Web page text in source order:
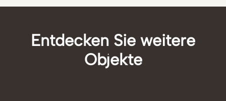
Entdecken Sie weitere
Objekte